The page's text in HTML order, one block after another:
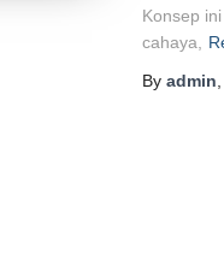
Konsep
cahaya,
By admin